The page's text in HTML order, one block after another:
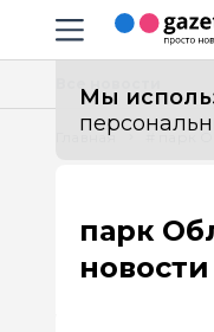
Навигация
Мы
Главная # парк
парк